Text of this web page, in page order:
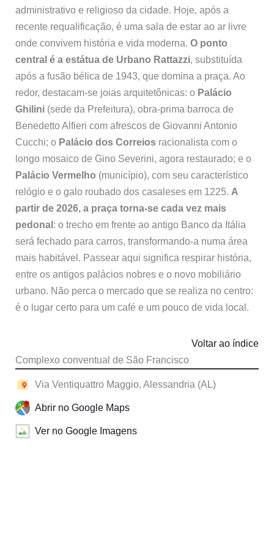
administrativo e religioso da cidade. Hoje, após a
recente requalificação, é uma sala de estar ao ar livre
onde convivem história e vida moderna. O ponto
central é a estátua de Urbano Rattazzi, substituída
após a fusão bélica de 1943, que domina a praça. Ao
redor, destacam-se joias arquitetônicas: o Palácio
Ghilini(sede da Prefeitura), obra-prima barroca de
Benedetto Alfieri com afrescos de Giovanni Antonio
Cucchi; o Palácio dos Correiosracionalista com o
longo mosaico de Gino Severini, agora restaurado; e o
Palácio Vermelho (município), com seu característico
relógio e o galo roubado dos casaleses em 1225. A
partir de 2026, a praça torna-se cada vez mais
pedonal : o trecho em frente ao antigo Banco da Itália
será fechado para carros, transformando-a numa área
mais habitável. Passear aqui significa respirar história,
entre os antigos palácios nobres e o novo mobiliário
urbano. Não perca o mercado que se realiza no centro:
é o lugar certo para um café e um pouco de vida local.
Complexo conventual de São Francisco
Voltar ao índice
Via Ventiquattro Maggio, Alessandria (AL)
Abrir no Google Maps
Ver no Google Imagens